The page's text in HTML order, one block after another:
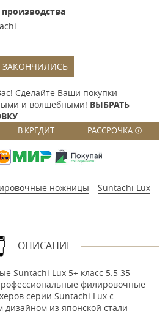
производства
ЗАКОНЧИЛИСЬ
Сделайте Ваши покупки
и волшебными! ВЫБРАТЬ
В КРЕДИТ РАССРОЧКА
ножницы
Suntachi Lux
ОПИСАНИЕ
Suntachi Lux 5+ класс 5.5 35
филировочные
серии Suntachi Lux с
из японской стали